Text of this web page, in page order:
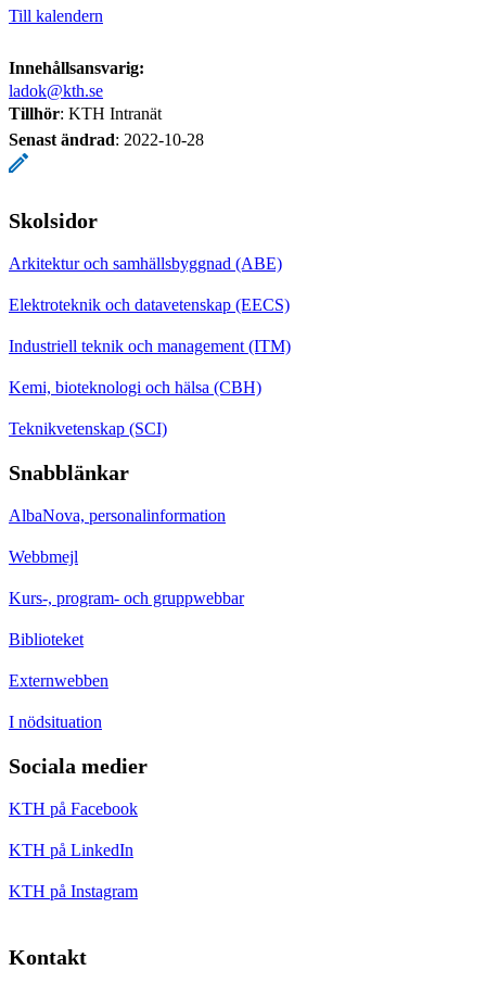
Till kalendern
Innehållsansvarig:
ladok@kth.se
Tillhör: KTH Intranät
Senast ändrad: 2022-10-28
Skolsidor
Arkitektur och samhällsbyggnad (ABE)
Elektroteknik och datavetenskap (EECS)
Industriell teknik och management (ITM)
Kemi, bioteknologi och hälsa (CBH)
Teknikvetenskap (SCI)
Snabblänkar
AlbaNova, personalinformation
Webbmejl
Kurs-, program- och gruppwebbar
Biblioteket
Externwebben
I nödsituation
Sociala medier
KTH på Facebook
KTH på LinkedIn
KTH på Instagram
Kontakt